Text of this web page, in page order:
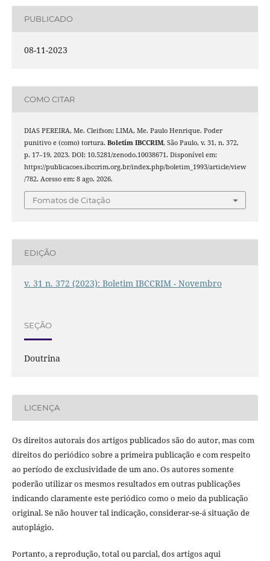
PUBLICADO
08-11-2023
COMO CITAR
DIAS PEREIRA, Me. Cleifson; LIMA, Me. Paulo Henrique. Poder
punitivo e (como) tortura. Boletim IBCCRIM, São Paulo, v. 31, n. 372,
p. 17–19, 2023. DOI: 10.5281/zenodo.10038671. Disponível em:
https://publicacoes.ibccrim.org.br/index.php/boletim_1993/article/view
/782. Acesso em: 8 ago. 2026.
Fomatos de Citação
EDIÇÃO
v. 31 n. 372 (2023): Boletim IBCCRIM - Novembro
SEÇÃO
Doutrina
LICENÇA
Os direitos autorais dos artigos publicados são do autor, mas com
direitos do periódico sobre a primeira publicação e com respeito
ao período de exclusividade de um ano. Os autores somente
poderão utilizar os mesmos resultados em outras publicações
indicando claramente este periódico como o meio da publicação
original. Se não houver tal indicação, considerar-se-á situação de
autoplágio.
Portanto, a reprodução, total ou parcial, dos artigos aqui